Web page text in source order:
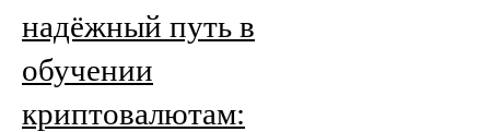
надёжный путь в
обучении
криптовалютам: